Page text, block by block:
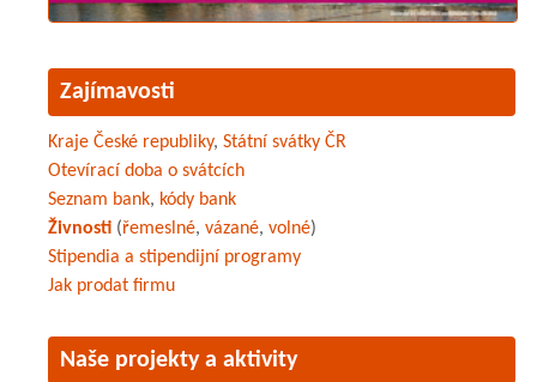
Zajímavosti
Kraje České republiky, Státní svátky ČR
Otevírací doba o svátcích
Seznam bank, kódy bank
Živnosti (řemeslné, vázané, volné)
Stipendia a stipendijní programy
Jak prodat firmu
Naše projekty a aktivity